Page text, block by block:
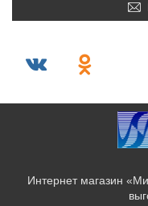
Интернет магазин